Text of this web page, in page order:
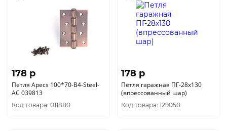
178 p
Петля Apecs 100*70-В4-Steel-
AC 039813
Код товара: 011880
178 p
Петля гаражная ПГ-28х130
(впрессованный шар)
Код товара: 129050